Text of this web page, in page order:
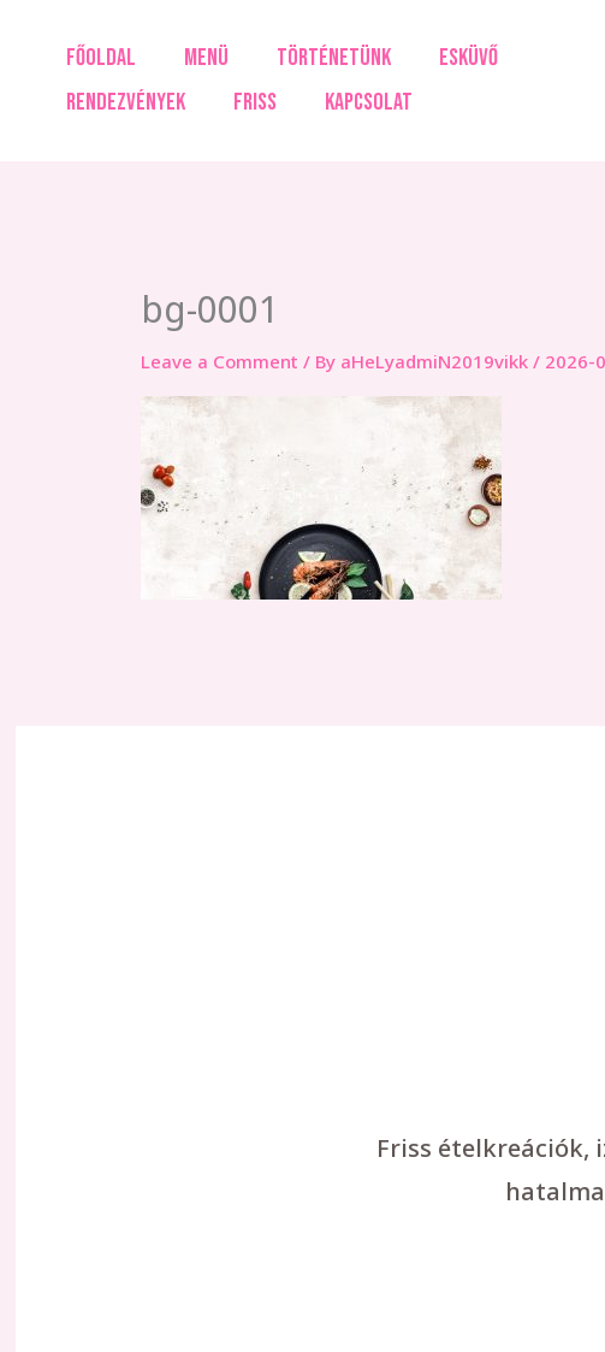
FŐOLDAL MENÜ TÖRTÉNETÜNK
ESKÜVŐ
RENDEZVÉNYEK
FRISS KAPCSOLAT
bg-0001
Leave a Comment / By aHeLyadmiN2019vikk / 2026-
Friss ételkreációk,